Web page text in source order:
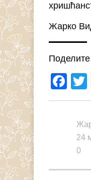
Жарко
24
0